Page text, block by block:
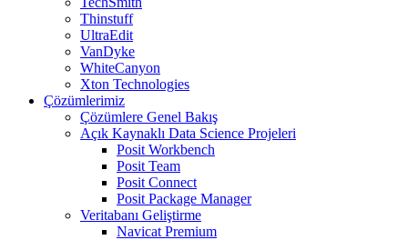
Thinstuff
UltraEdit
VanDyke
WhiteCanyon
Xton Technologies
Çözümlerimiz
Çözümlere Genel Bakış
Açık Kaynaklı Data Science Projeleri
Posit Workbench
Posit Team
Posit Connect
Posit Package Manager
Veritabanı Geliştirme
Navicat Premium